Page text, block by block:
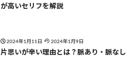
が高いセリフを解説
2024年1月11日 2024年1月9日
片思いが辛い理由とは？脈あり・脈なし